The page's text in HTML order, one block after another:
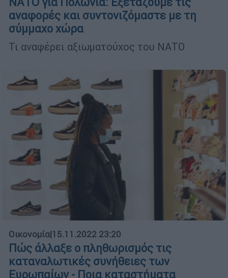
αναφορές και συντονιζόμαστε με τη
σύμμαχο χώρα
Τι αναφέρει αξιωματούχος του ΝΑΤΟ
Οικονομία|15.11.2022 23:20
Πώς άλλαξε ο πληθωρισμός τις
καταναλωτικές συνήθειες των
Ευρωπαίων - Ποια καταστήματα